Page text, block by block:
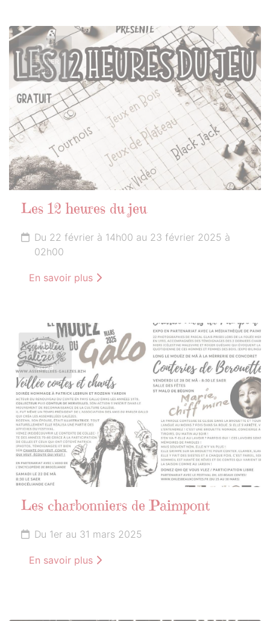
22
FÉVRIER
2025
Les 12 heures du jeu
Du 22 février à 14h00 au 23 février 2025 à
02h00
En savoir plus
1er
MARS
2025
Les charbonniers de Paimpont
Du 1er au 31 mars 2025
En savoir plus